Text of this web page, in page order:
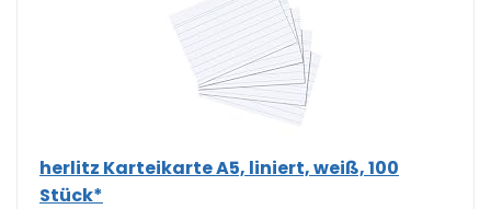
herlitz Karteikarte A5, liniert, weiß, 100
Stück*